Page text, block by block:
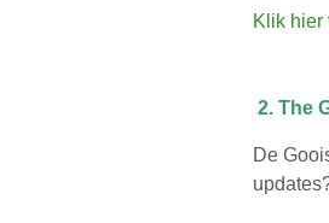
Klik hier
2. The
De